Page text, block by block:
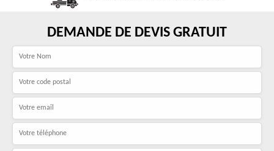
DEMANDE DE DEVIS GRATUIT